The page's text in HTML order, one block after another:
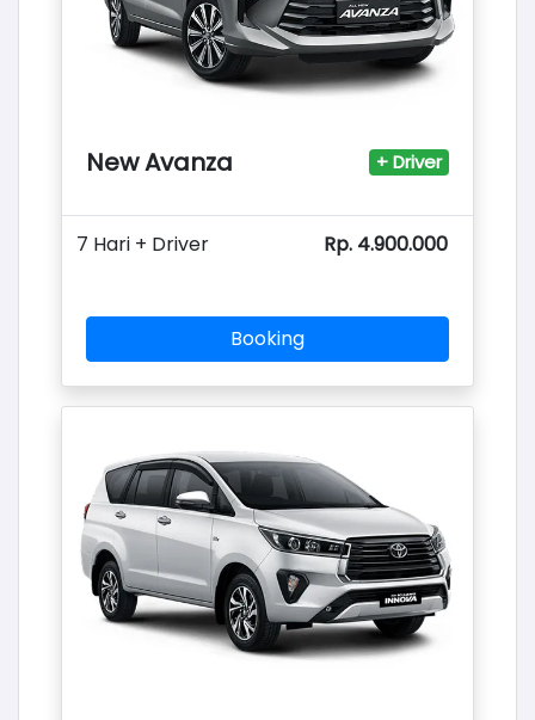
New Avanza + Driver
7 Hari + Driver Rp. 4.900.000
Booking